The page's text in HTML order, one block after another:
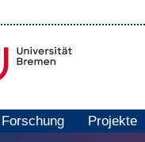
Forschung Projekte